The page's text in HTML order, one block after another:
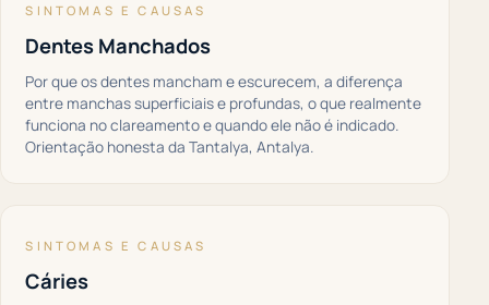
SINTOMAS E CAUSAS
Dentes Manchados
Por que os dentes mancham e escurecem, a diferença
entre manchas superficiais e profundas, o que realmente
funciona no clareamento e quando ele não é indicado.
Orientação honesta da Tantalya, Antalya.
SINTOMAS E CAUSAS
Cáries